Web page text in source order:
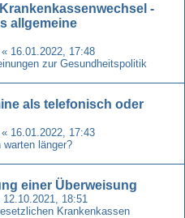
-
allgemeine
« 16.01.2022, 17:48
zur Gesundheitspolitik
als telefonisch oder
« 16.01.2022, 17:43
warten länger?
einer Überweisung
12.10.2021, 18:51
Krankenkassen